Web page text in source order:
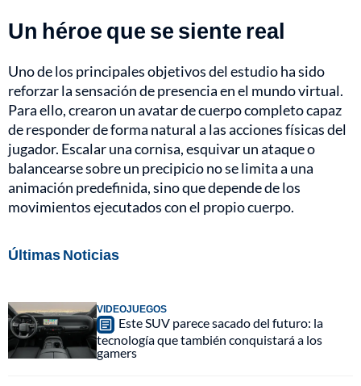
Un héroe que se siente real
Uno de los principales objetivos del estudio ha sido
reforzar la sensación de presencia en el mundo virtual.
Para ello, crearon un avatar de cuerpo completo capaz
de responder de forma natural a las acciones físicas del
jugador. Escalar una cornisa, esquivar un ataque o
balancearse sobre un precipicio no se limita a una
animación predefinida, sino que depende de los
movimientos ejecutados con el propio cuerpo.
Últimas Noticias
VIDEOJUEGOS
Este SUV parece sacado del futuro: la
tecnología que también conquistará a los
gamers